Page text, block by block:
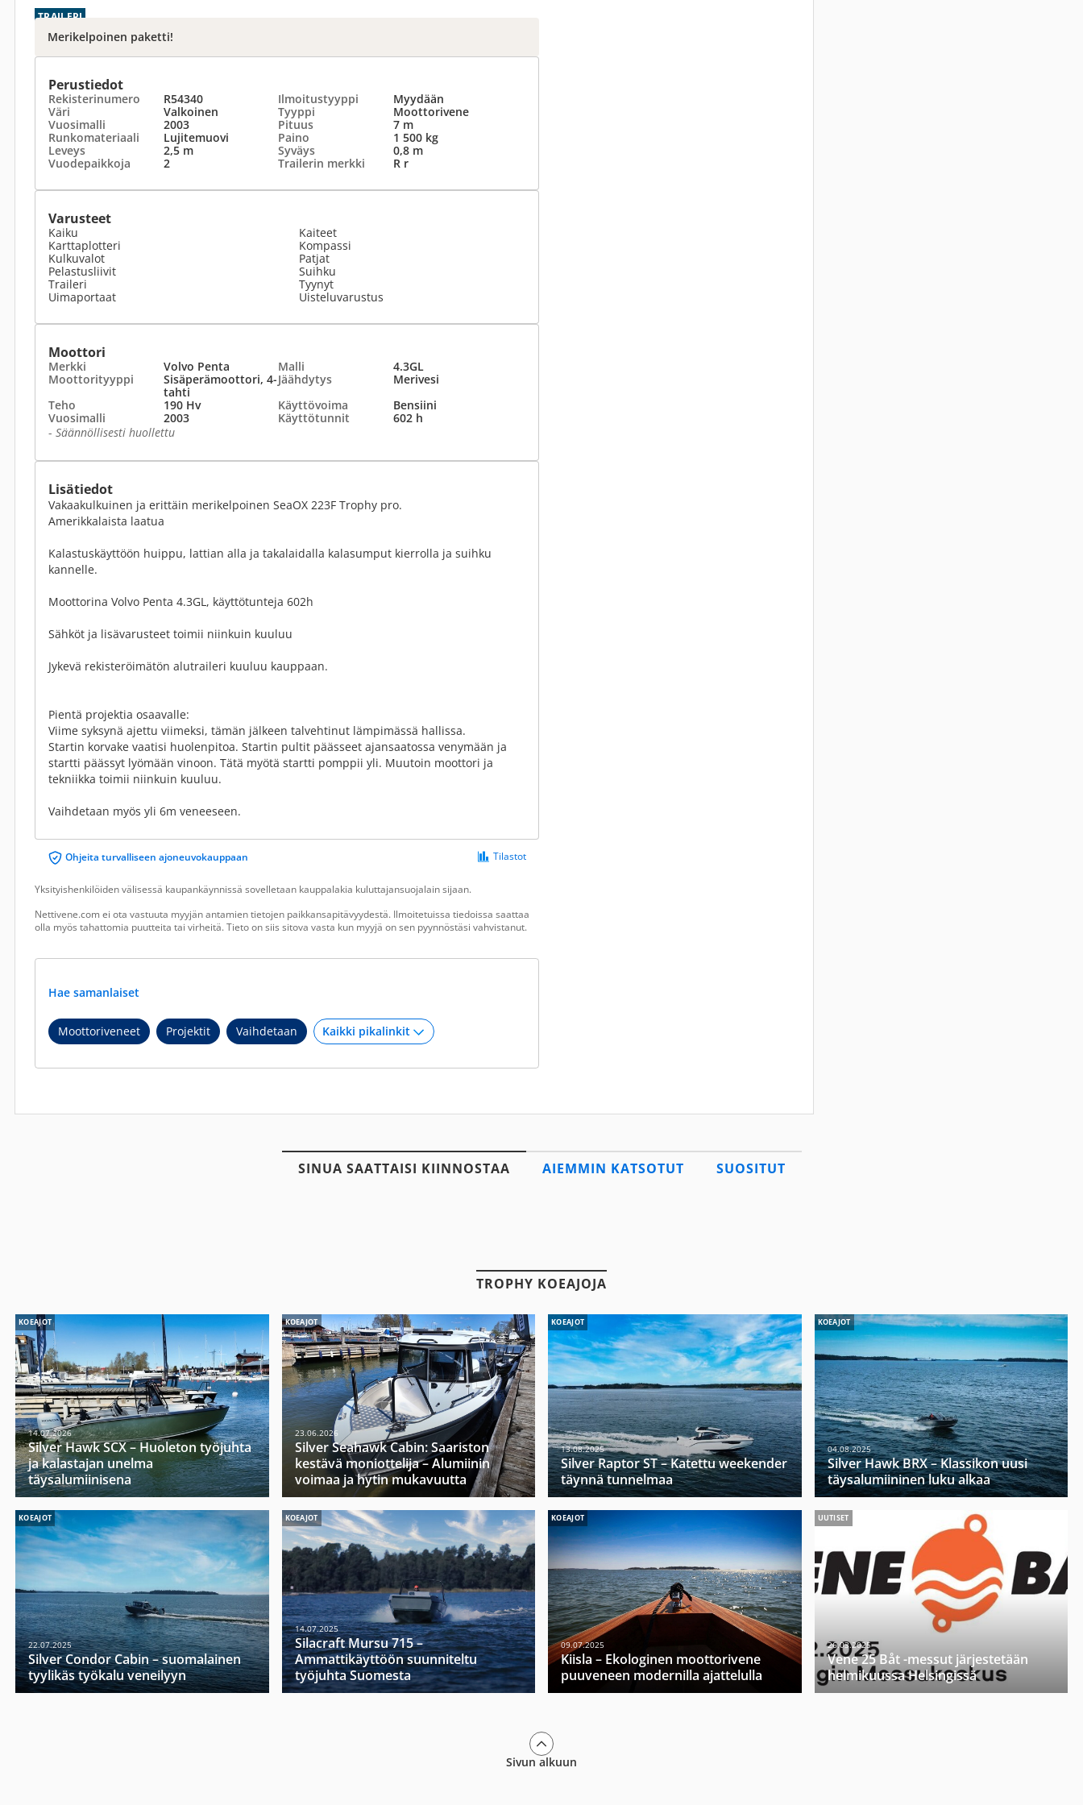
TRAILERI
Merikelpoinen paketti!
Perustiedot
Rekisterinumero R54340 Ilmoitustyyppi
Myydään
Väri
Valkoinen Tyyppi
Moottorivene
Vuosimalli
2003 Pituus
7 m
Runkomateriaali
Lujitemuovi Paino
1 500 kg
Leveys
2,5 m Syväys
0,8 m
Vuodepaikkoja
2 Trailerin merkki R r
Varusteet
Kaiku
Karttaplotteri
Kulkuvalot
Pelastusliivit
Traileri
Uimaportaat
Kaiteet
Kompassi
Patjat
Suihku
Tyynyt
Uisteluvarustus
Moottori
Merkki Volvo Penta Malli
4.3GL
Moottorityyppi
Sisäperämoottori, 4-
tahti
Jäähdytys
Merivesi
Teho
190 Hv Käyttövoima
Bensiini
Vuosimalli
2003 Käyttötunnit
602 h
- Säännöllisesti huollettu
Lisätiedot
Vakaakulkuinen ja erittäin merikelpoinen SeaOX 223F Trophy pro.
Amerikkalaista laatua
Kalastuskäyttöön huippu, lattian alla ja takalaidalla kalasumput kierrolla ja suihku
kannelle.
Moottorina Volvo Penta 4.3GL, käyttötunteja 602h
Sähköt ja lisävarusteet toimii niinkuin kuuluu
Jykevä rekisteröimätön alutraileri kuuluu kauppaan.
Pientä projektia osaavalle:
Viime syksynä ajettu viimeksi, tämän jälkeen talvehtinut lämpimässä hallissa.
Startin korvake vaatisi huolenpitoa. Startin pultit päässeet ajansaatossa venymään ja
startti päässyt lyömään vinoon. Tätä myötä startti pomppii yli. Muutoin moottori ja
tekniikka toimii niinkuin kuuluu.
Vaihdetaan myös yli 6m veneeseen.
Ohjeita turvalliseen ajoneuvokauppaan Tilastot
Yksityishenkilöiden välisessä kaupankäynnissä sovelletaan kauppalakia kuluttajansuojalain sijaan.
Nettivene.com ei ota vastuuta myyjän antamien tietojen paikkansapitävyydestä. Ilmoitetuissa tiedoissa saattaa
olla myös tahattomia puutteita tai virheitä. Tieto on siis sitova vasta kun myyjä on sen pyynnöstäsi vahvistanut.
Hae samanlaiset
Moottoriveneet Projektit Vaihdetaan
SINUA SAATTAISI KIINNOSTAA AIEMMIN KATSOTUT SUOSITUT
TROPHY KOEAJOJA
KOEAJOT
14.07.2026
Silver Hawk SCX – Huoleton työjuhta
ja kalastajan unelma
täysalumiinisena
KOEAJOT
23.06.2026
Silver Seahawk Cabin: Saariston
kestävä moniottelija – Alumiinin
voimaa ja hytin mukavuutta
KOEAJOT
13.08.2025
Silver Raptor ST – Katettu weekender
täynnä tunnelmaa
KOEAJOT
04.08.2025
Silver Hawk BRX – Klassikon uusi
täysalumiininen luku alkaa
KOEAJOT
22.07.2025
Silver Condor Cabin – suomalainen
tyylikäs työkalu veneilyyn
KOEAJOT
14.07.2025
Silacraft Mursu 715 –
Ammattikäyttöön suunniteltu
työjuhta Suomesta
KOEAJOT
09.07.2025
Kiisla – Ekologinen moottorivene
puuveneen modernilla ajattelulla
UUTISET
26.03.2025
Vene 25 Båt -messut järjestetään
helmikuussa Helsingissä
Sivun alkuun